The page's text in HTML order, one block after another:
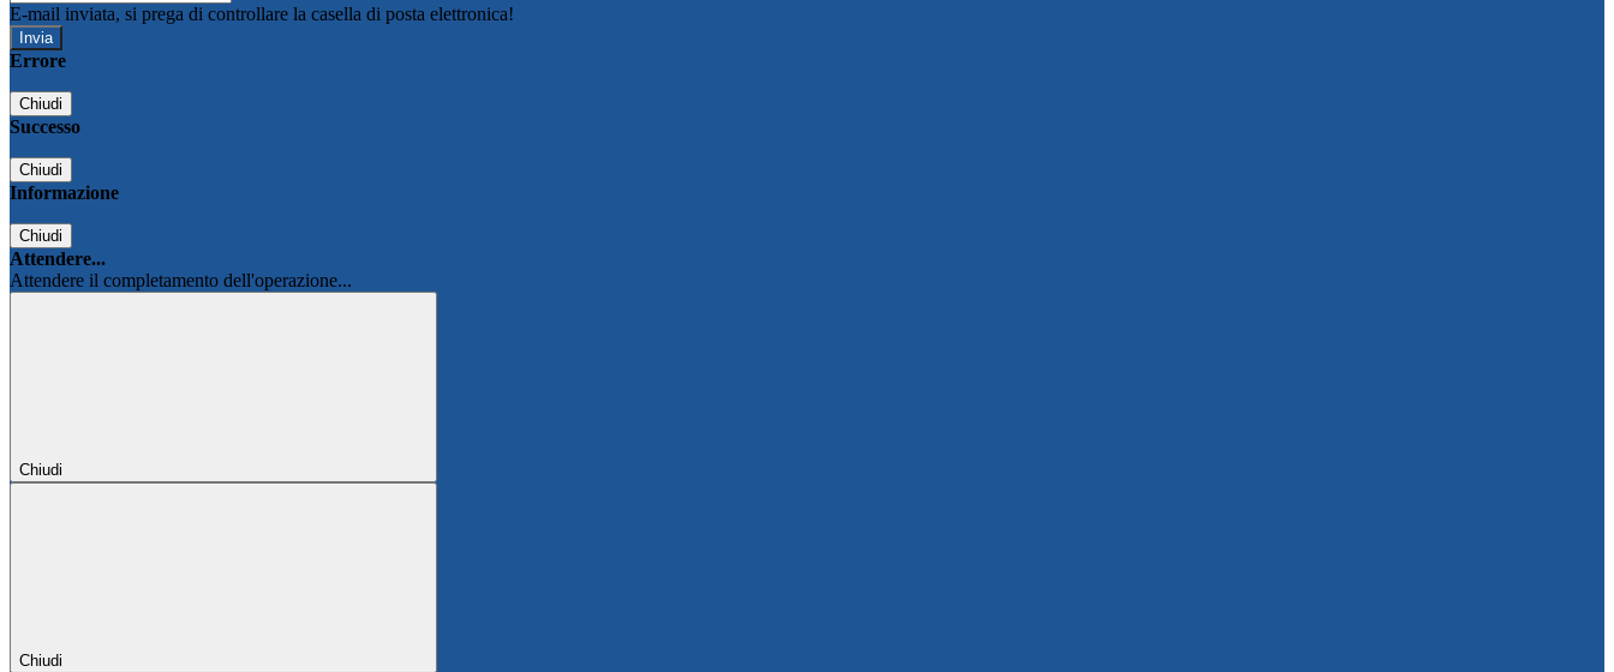
E-mail inviata, si prega di controllare la casella di posta elettronica!
Errore
Chiudi
Successo
Chiudi
Informazione
Chiudi
Attendere...
Attendere il completamento dell'operazione...
Chiudi
Chiudi